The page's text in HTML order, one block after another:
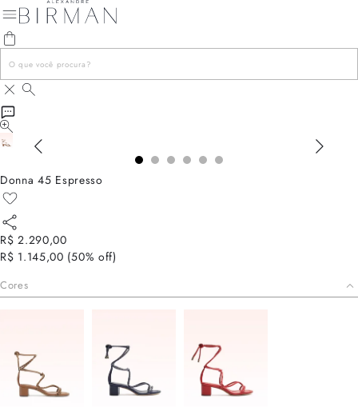
Donna 45 Espresso
R$ 2.290,00
R$ 1.145,00 (50% off)
Cores